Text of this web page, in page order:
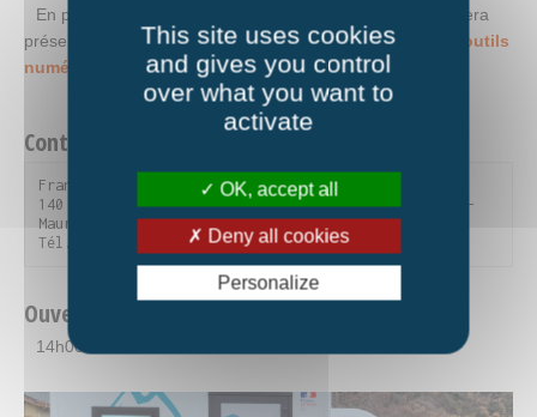
En parallèle, l’animateur de l’Espace Public Numérique sera
présent pour vous apporter uneaide technique sur vos outils
numériques.
Contact
France services
140 rue de la sous-préfecture - 73300 Saint-Jean-de-
Maurienne
Tél. 04 79 59 56 20
Ouverture
14h00-17h00
This site uses cookies
and gives you control
over what you want to
activate
OK, accept all
Deny all cookies
Personalize